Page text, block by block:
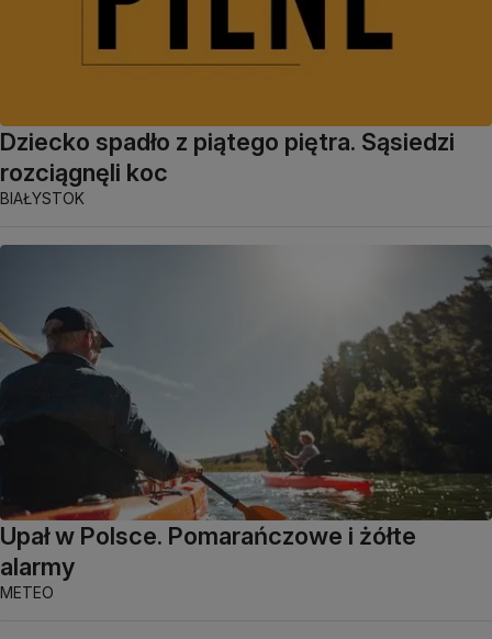
Dziecko spadło z piątego piętra. Sąsiedzi
rozciągnęli koc
BIAŁYSTOK
Upał w Polsce. Pomarańczowe i żółte
alarmy
METEO